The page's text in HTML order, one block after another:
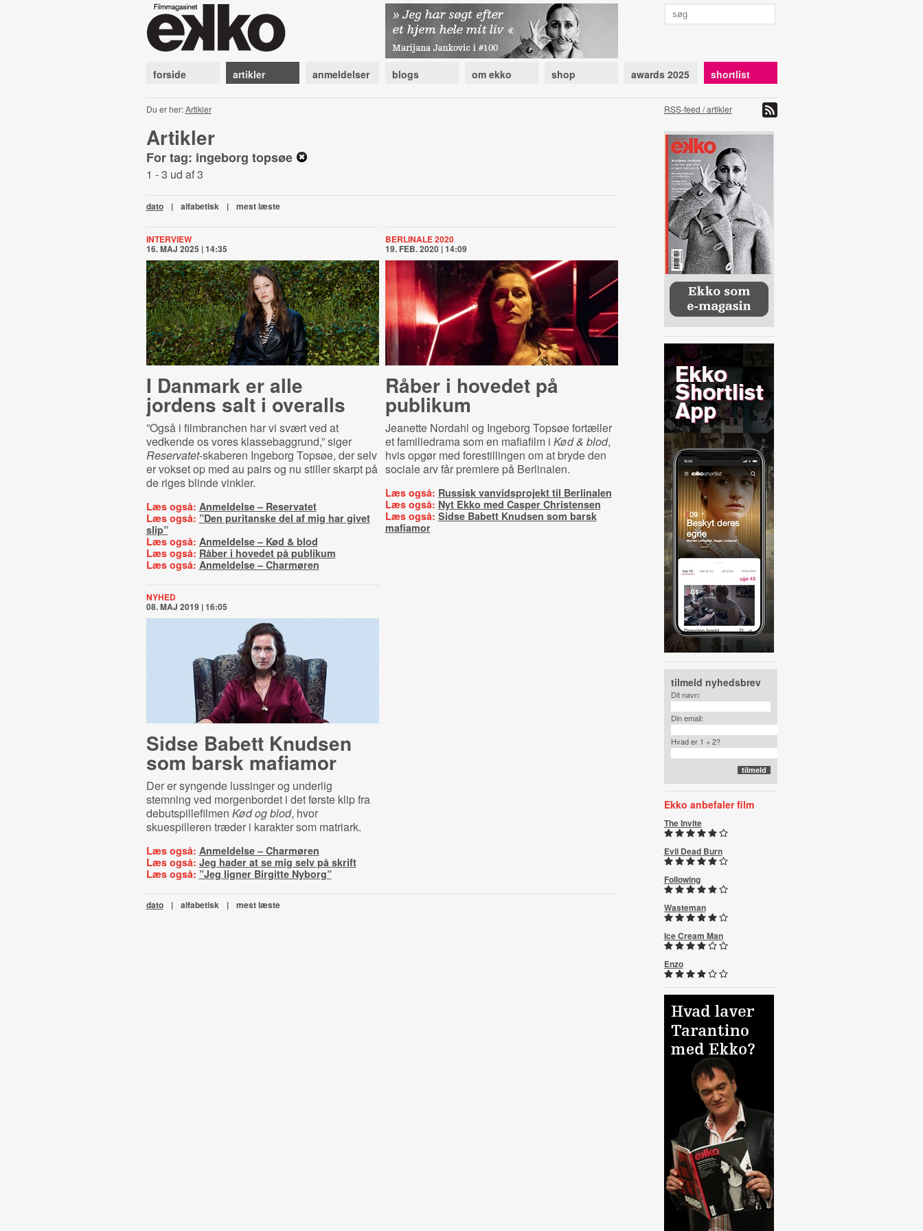
forside artikler anmeldelser blogs om ekko shop awards 2025 shortlist
Du er her:Artikler RSS-feed / artikler
Artikler
For tag: ingeborg topsøe
1 - 3 ud af 3
dato | alfabetisk | mest læste
INTERVIEW
16. MAJ 2025 | 14:35
I Danmark er alle
jordens salt i overalls
”Også i filmbranchen har vi svært ved at
vedkende os vores klassebaggrund,” siger
Reservatet-skaberen Ingeborg Topsøe, der selv
er vokset op med au pairs og nu stiller skarpt på
de riges blinde vinkler.
Læs også: Anmeldelse – Reservatet
Læs også: ”Den puritanske del af mig har givet
slip”
Læs også: Anmeldelse – Kød & blod
Læs også: Råber i hovedet på publikum
Læs også: Anmeldelse – Charmøren
BERLINALE 2020
19. FEB. 2020 | 14:09
Råber i hovedet på
publikum
Jeanette Nordahl og Ingeborg Topsøe fortæller
et familiedrama som en mafiafilm i Kød & blod,
hvis opgør med forestillingen om at bryde den
sociale arv får premiere på Berlinalen.
Læs også: Russisk vanvidsprojekt til Berlinalen
Læs også: Nyt Ekko med Casper Christensen
Læs også: Sidse Babett Knudsen som barsk
mafiamor
NYHED
08. MAJ 2019 | 16:05
Sidse Babett Knudsen
som barsk mafiamor
Der er syngende lussinger og underlig
stemning ved morgenbordet i det første klip fra
debutspillefilmen Kød og blod, hvor
skuespilleren træder i karakter som matriark.
Læs også: Anmeldelse – Charmøren
Læs også: Jeg hader at se mig selv på skrift
Læs også: ”Jeg ligner Birgitte Nyborg”
dato | alfabetisk | mest læste
tilmeld nyhedsbrev
Dit navn:
Din email:
Hvad er 1 + 2?
Ekko anbefaler film
The Invite
Evil Dead Burn
Following
Wasteman
Ice Cream Man
Enzo